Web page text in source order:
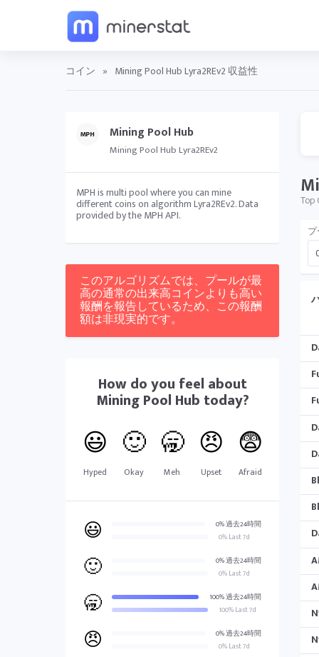
コイン » Mining Pool Hub Lyra2REv2 収益性
Mining Pool Hub
Mining Pool Hub Lyra2REv2
MPH is multi pool where you can mine
different coins on algorithm Lyra2REv2. Data
provided by the MPH API.
このアルゴリズムでは、プールが最
高の通常の出来高コインよりも高い
報酬を報告しているため、この報酬
額は非現実的です。
How do you feel about
Mining Pool Hub today?
😃
Hyped
🙂
Okay
🥱
Meh
😠
Upset
😨
Afraid
😃
0% 過去24時間
0% Last 7d
🙂
0% 過去24時間
0% Last 7d
🥱
100% 過去24時間
100% Last 7d
😠
0% 過去24時間
0% Last 7d
Top